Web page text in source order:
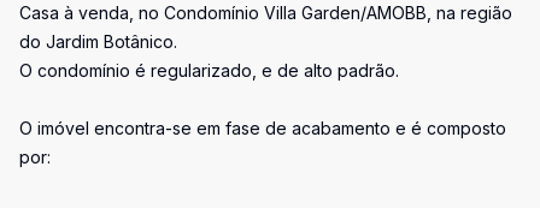
Casa à venda, no Condomínio Villa Garden/AMOBB, na região
do Jardim Botânico.
O condomínio é regularizado, e de alto padrão.
O imóvel encontra-se em fase de acabamento e é composto
por: